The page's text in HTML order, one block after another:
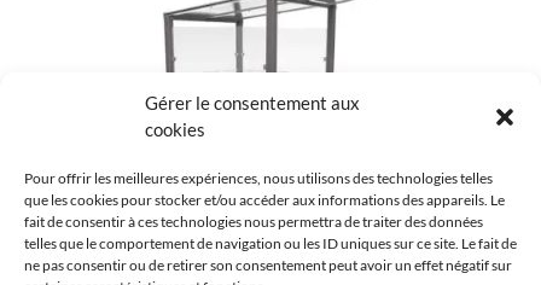
Gérer le consentement aux
cookies
Pour offrir les meilleures expériences, nous utilisons des technologies telles
que les cookies pour stocker et/ou accéder aux informations des appareils. Le
fait de consentir à ces technologies nous permettra de traiter des données
telles que le comportement de navigation ou les ID uniques sur ce site. Le fait de
ne pas consentir ou de retirer son consentement peut avoir un effet négatif sur
Environnement Urbain
Galvanisé, Thermolaqué
Dimensions
largeur 1560 x hauteur 2500 x
profondeur 1560 mm